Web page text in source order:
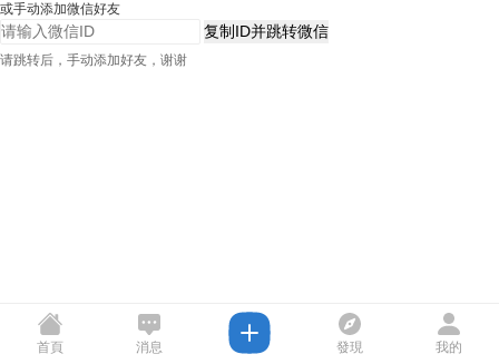
或手动添加微信好友
复制ID并跳转微信
请跳转后，手动添加好友，谢谢
首頁 消息 發現 我的